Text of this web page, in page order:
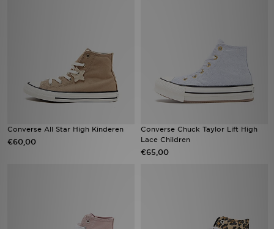
Converse All Star High Kinderen
€60,00
Converse Chuck Taylor Lift High
Lace Children
€65,00